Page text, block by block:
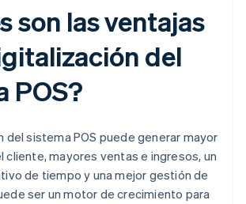
son las ventajas
del
POS?
del sistema POS puede generar mayor
cliente, mayores ventas e ingresos, un
de tiempo y una mejor gestión de
ser un motor de crecimiento para